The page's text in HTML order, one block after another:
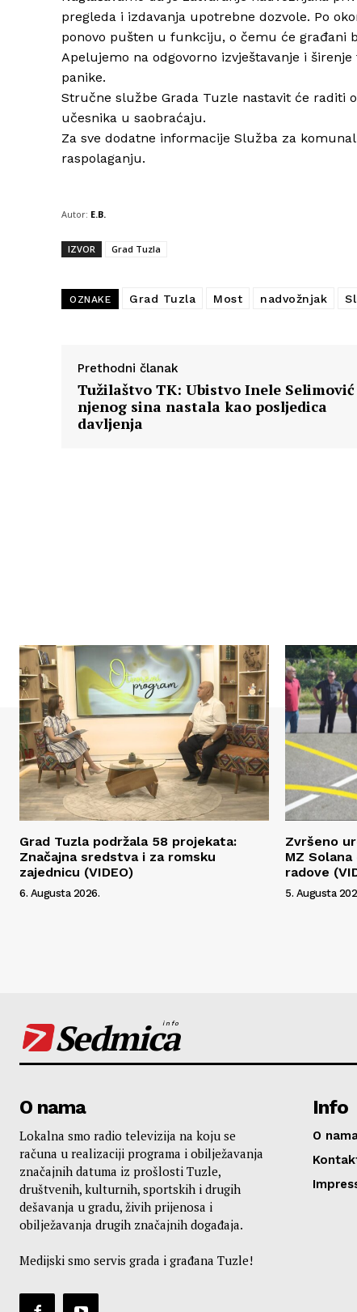
pregleda i izdavanja upotrebne dozvole. Po
ponovo pušten u funkciju, o čemu će građani
Apelujemo na odgovorno izvještavanje i
panike.
Stručne službe Grada Tuzle nastavit će raditi
učesnika u saobraćaju.
Za sve dodatne informacije Služba za
raspolaganju.
Autor: E.B.
IZVOR Grad Tuzla
OZNAKE Grad Tuzla Most nadvožnjak
Prethodni članak
Tužilaštvo TK: Ubistvo Inele
njenog sina nastala kao posljedica
davljenja
Grad Tuzla podržala 58 projekata:
Značajna sredstva i za romsku
zajednicu (VIDEO)
6. Augusta 2026.
Zvršeno
MZ
radove
5. Augusta
Sedmica
info
O nama
Lokalna smo radio televizija na koju se
računa u realizaciji programa i obilježavanja
značajnih datuma iz prošlosti Tuzle,
društvenih, kulturnih, sportskih i drugih
dešavanja u gradu, živih prijenosa i
obilježavanja drugih značajnih događaja.
Medijski smo servis grada i građana Tuzle!
Info
O